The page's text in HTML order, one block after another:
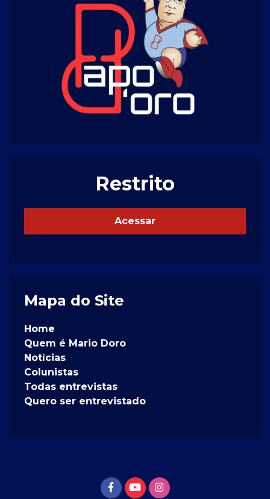
Restrito
Acessar
Mapa do Site
Home
Quem é Mario Doro
Notícias
Colunistas
Todas entrevistas
Quero ser entrevistado